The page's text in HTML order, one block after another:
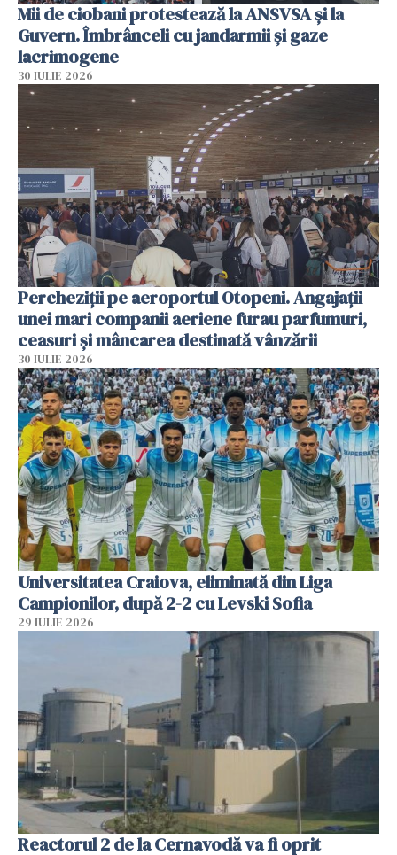
Mii de ciobani protestează la ANSVSA și la
Guvern. Îmbrânceli cu jandarmii și gaze
lacrimogene
30 IULIE 2026
Percheziții pe aeroportul Otopeni. Angajații
unei mari companii aeriene furau parfumuri,
ceasuri și mâncarea destinată vânzării
30 IULIE 2026
Universitatea Craiova, eliminată din Liga
Campionilor, după 2-2 cu Levski Sofia
29 IULIE 2026
Reactorul 2 de la Cernavodă va fi oprit